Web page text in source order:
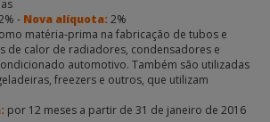
- Nova alíquota:2%
matéria-prima na fabricação de tubos e
de calor de radiadores, condensadores e
automotivo. Também são utilizadas
freezers e outros, que utilizam
por 12 meses a partir de 31 de janeiro de 2016